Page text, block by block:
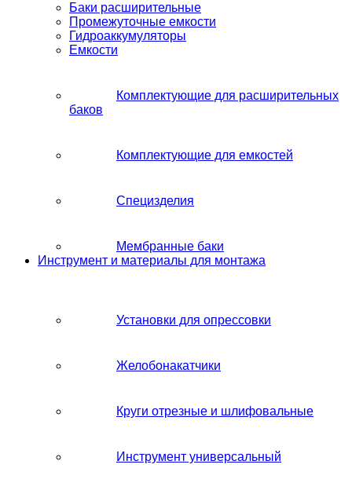
Баки расширительные
Промежуточные емкости
Гидроаккумуляторы
Емкости
Комплектующие для расширительных
баков
Комплектующие для емкостей
Специзделия
Мембранные баки
Инструмент и материалы для монтажа
Установки для опрессовки
Желобонакатчики
Круги отрезные и шлифовальные
Инструмент универсальный